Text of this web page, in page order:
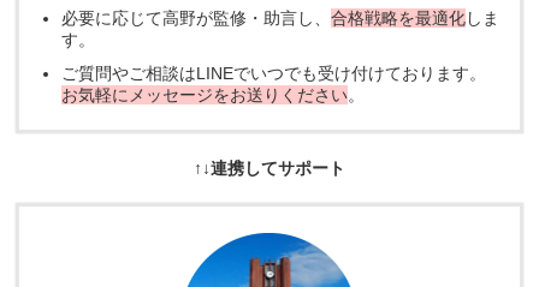
必要に応じて高野が監修・助言し、合格戦略を最適化しま
す。
ご質問やご相談はLINEでいつでも受け付けております。
お気軽にメッセージをお送りください。
↑↓連携してサポート